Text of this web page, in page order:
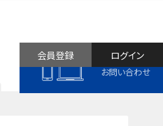
お問い合わせ
ログイン
会員登録